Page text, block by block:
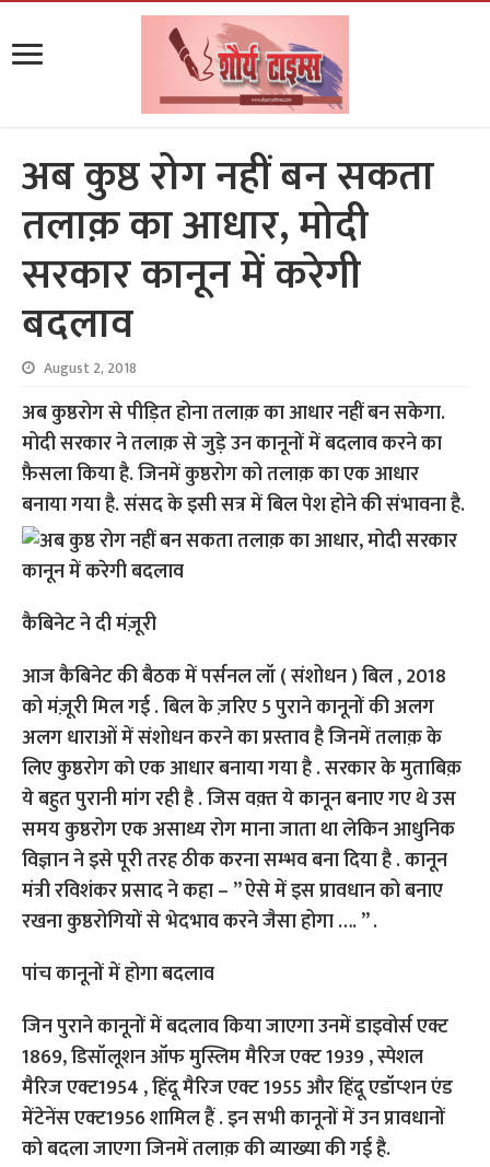
अब कुष्ठ रोग नहीं बन सकता
तलाक़ का आधार, मोदी
सरकार कानून में करेगी
बदलाव
August 2, 2018
अब कुष्ठरोग से पीड़ित होना तलाक़ का आधार नहीं बन सकेगा.
मोदी सरकार ने तलाक़ से जुड़े उन कानूनों में बदलाव करने का
फ़ैसला किया है. जिनमें कुष्ठरोग को तलाक़ का एक आधार
बनाया गया है. संसद के इसी सत्र में बिल पेश होने की संभावना है.
कैबिनेट ने दी मंज़ूरी
आज कैबिनेट की बैठक में पर्सनल लॉ ( संशोधन ) बिल , 2018
को मंज़ूरी मिल गई . बिल के ज़रिए 5 पुराने कानूनों की अलग
अलग धाराओं में संशोधन करने का प्रस्ताव है जिनमें तलाक़ के
लिए कुष्ठरोग को एक आधार बनाया गया है . सरकार के मुताबिक़
ये बहुत पुरानी मांग रही है . जिस वक़्त ये कानून बनाए गए थे उस
समय कुष्ठरोग एक असाध्य रोग माना जाता था लेकिन आधुनिक
विज्ञान ने इसे पूरी तरह ठीक करना सम्भव बना दिया है . कानून
मंत्री रविशंकर प्रसाद ने कहा – ” ऐसे में इस प्रावधान को बनाए
रखना कुष्ठरोगियों से भेदभाव करने जैसा होगा …. ” .
पांच कानूनों में होगा बदलाव
जिन पुराने कानूनों में बदलाव किया जाएगा उनमें डाइवोर्स एक्ट
1869, डिसॉलूशन ऑफ मुस्लिम मैरिज एक्ट 1939 , स्पेशल
मैरिज एक्ट1954 , हिंदू मैरिज एक्ट 1955 और हिंदू एडॉप्शन एंड
मेंटेनेंस एक्ट1956 शामिल हैं . इन सभी कानूनों में उन प्रावधानों
को बदला जाएगा जिनमें तलाक़ की व्याख्या की गई है.